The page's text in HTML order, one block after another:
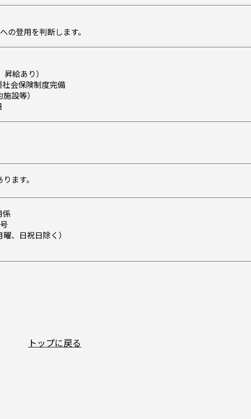
登用を判断します。
給あり）
会保険制度完備
設等）
ます。
係
、日祝日除く）
トップに戻る